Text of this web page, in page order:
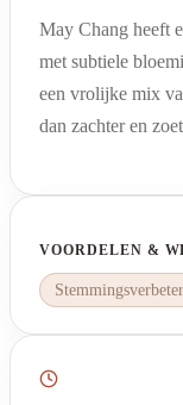
May Chang heeft
met subtiele
een vrolijke mix
dan zachter en
VOORDELEN &